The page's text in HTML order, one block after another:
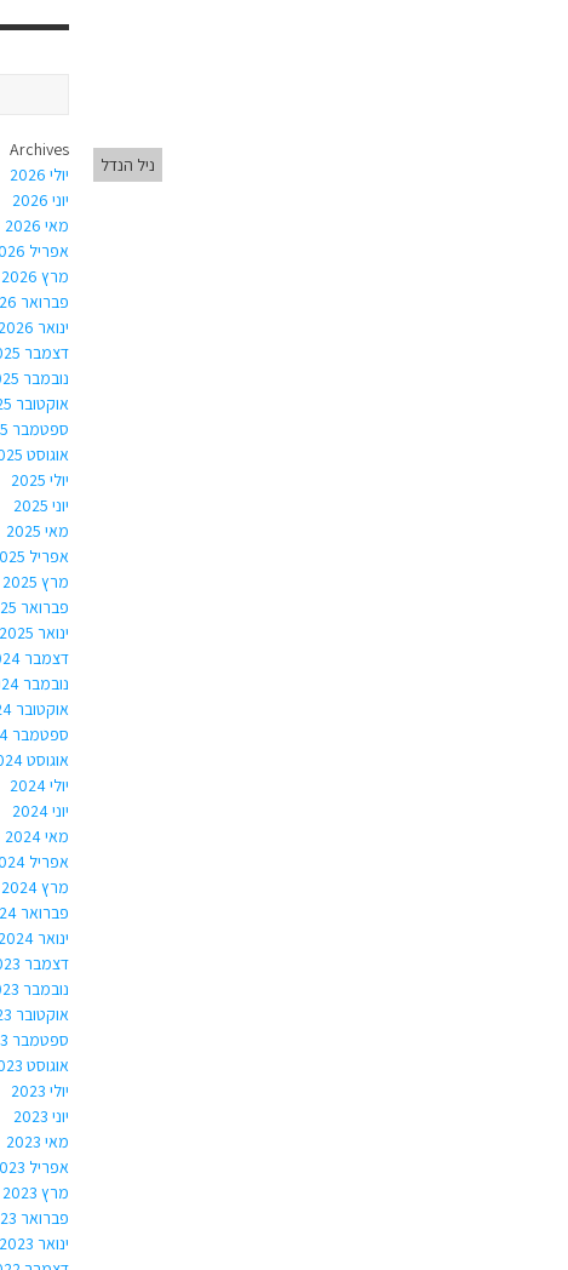
ניל הנדל
Archives
יולי 2026
יוני 2026
מאי 2026
אפריל 2026
מרץ 2026
פברואר 2026
ינואר 2026
דצמבר 2025
נובמבר 2025
אוקטובר 2025
ספטמבר 2025
אוגוסט 2025
יולי 2025
יוני 2025
מאי 2025
אפריל 2025
מרץ 2025
פברואר 2025
ינואר 2025
דצמבר 2024
נובמבר 2024
אוקטובר 2024
ספטמבר 2024
אוגוסט 2024
יולי 2024
יוני 2024
מאי 2024
אפריל 2024
מרץ 2024
פברואר 2024
ינואר 2024
דצמבר 2023
נובמבר 2023
אוקטובר 2023
ספטמבר 2023
אוגוסט 2023
יולי 2023
יוני 2023
מאי 2023
אפריל 2023
מרץ 2023
פברואר 2023
ינואר 2023